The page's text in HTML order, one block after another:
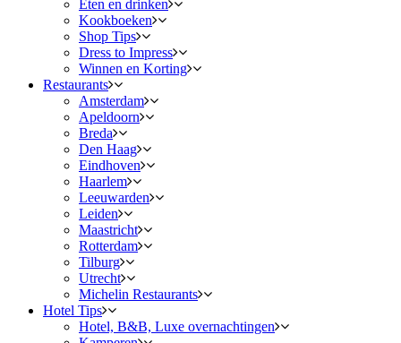
Eten en drinken
Kookboeken
Shop Tips
Dress to Impress
Winnen en Korting
Restaurants
Amsterdam
Apeldoorn
Breda
Den Haag
Eindhoven
Haarlem
Leeuwarden
Leiden
Maastricht
Rotterdam
Tilburg
Utrecht
Michelin Restaurants
Hotel Tips
Hotel, B&B, Luxe overnachtingen